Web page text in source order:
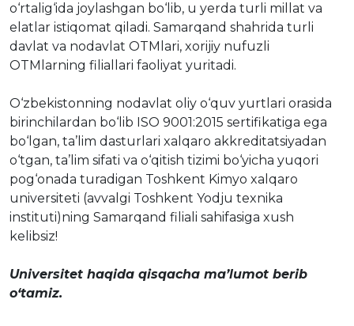
o‘rtalig‘ida joylashgan bo‘lib, u yerda turli millat va
elatlar istiqomat qiladi. Samarqand shahrida turli
davlat va nodavlat OTMlari, xorijiy nufuzli
OTMlarning filiallari faoliyat yuritadi.
O‘zbekistonning nodavlat oliy o‘quv yurtlari orasida
birinchilardan bo‘lib ISO 9001:2015 sertifikatiga ega
bo‘lgan, ta’lim dasturlari xalqaro akkreditatsiyadan
o‘tgan, ta’lim sifati va o‘qitish tizimi bo‘yicha yuqori
pog‘onada turadigan Toshkent Kimyo xalqaro
universiteti (avvalgi Toshkent Yodju texnika
instituti)ning Samarqand filiali sahifasiga xush
kelibsiz!
Universitet haqida qisqacha ma’lumot berib
o‘tamiz.